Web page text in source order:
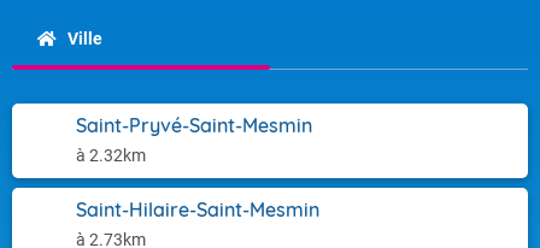
Ville
Saint-Pryvé-Saint-Mesmin
à 2.32km
Saint-Hilaire-Saint-Mesmin
à 2.73km